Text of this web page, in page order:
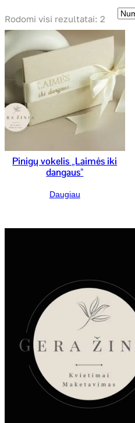
Rodomi visi rezultatai: 2
Pinigų vokelis „Laimės iki
dangaus”
Daugiau